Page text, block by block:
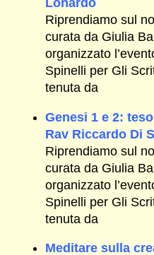
Riprendiamo sul
curata da Giulia
organizzato
Spinelli per Gli
tenuta da
Genesi 1 e 2:
Rav Riccardo Di
Riprendiamo sul
curata da Giulia
organizzato
Spinelli per Gli
tenuta da
Meditare sulla